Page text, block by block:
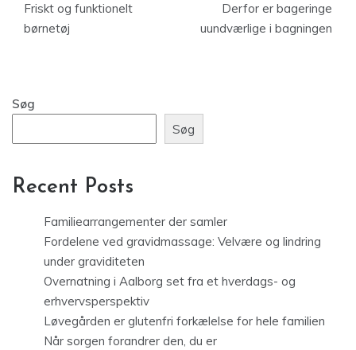
Friskt og funktionelt
børnetøj
Derfor er bageringe
uundværlige i bagningen
Søg
Søg
Recent Posts
Familiearrangementer der samler
Fordelene ved gravidmassage: Velvære og lindring
under graviditeten
Overnatning i Aalborg set fra et hverdags- og
erhvervsperspektiv
Løvegården er glutenfri forkælelse for hele familien
Når sorgen forandrer den, du er